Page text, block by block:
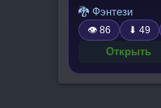
🐉 Фэнтези
👁 86 ⬇ 49
Открыть